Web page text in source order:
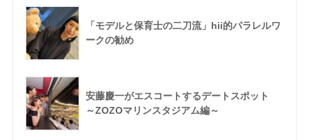
「モデルと保育士の二刀流」hii的パラレルワ
ークの勧め
安藤慶一がエスコートするデートスポット
～ZOZOマリンスタジアム編～